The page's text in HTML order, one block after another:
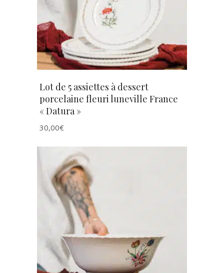
Lot de 5 assiettes à dessert
porcelaine fleuri luneville France
« Datura »
30,00€
AJOUTER AU PANIER